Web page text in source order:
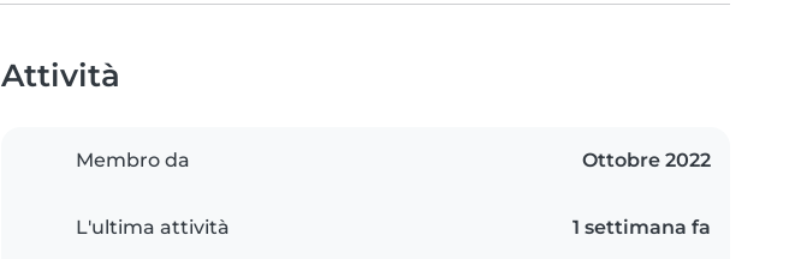
Attività
Membro da Ottobre 2022
L'ultima attività 1 settimana fa